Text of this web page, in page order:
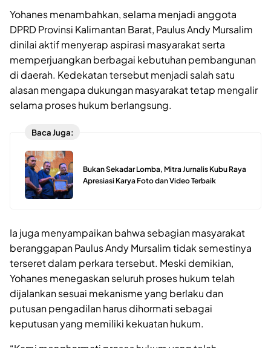
Yohanes menambahkan, selama menjadi anggota
DPRD Provinsi Kalimantan Barat, Paulus Andy Mursalim
dinilai aktif menyerap aspirasi masyarakat serta
memperjuangkan berbagai kebutuhan pembangunan
di daerah. Kedekatan tersebut menjadi salah satu
alasan mengapa dukungan masyarakat tetap mengalir
selama proses hukum berlangsung.
Baca Juga:
Bukan Sekadar Lomba, Mitra Jurnalis Kubu Raya
Apresiasi Karya Foto dan Video Terbaik
Ia juga menyampaikan bahwa sebagian masyarakat
beranggapan Paulus Andy Mursalim tidak semestinya
terseret dalam perkara tersebut. Meski demikian,
Yohanes menegaskan seluruh proses hukum telah
dijalankan sesuai mekanisme yang berlaku dan
putusan pengadilan harus dihormati sebagai
keputusan yang memiliki kekuatan hukum.